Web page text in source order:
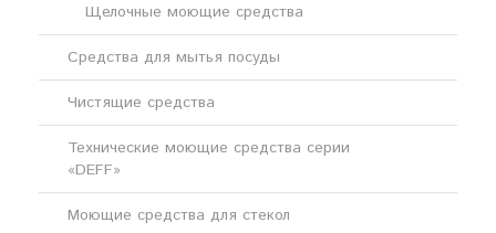
Щелочные моющие средства
Средства для мытья посуды
Чистящие средства
Технические моющие средства серии
«DEFF»
Моющие средства для стекол